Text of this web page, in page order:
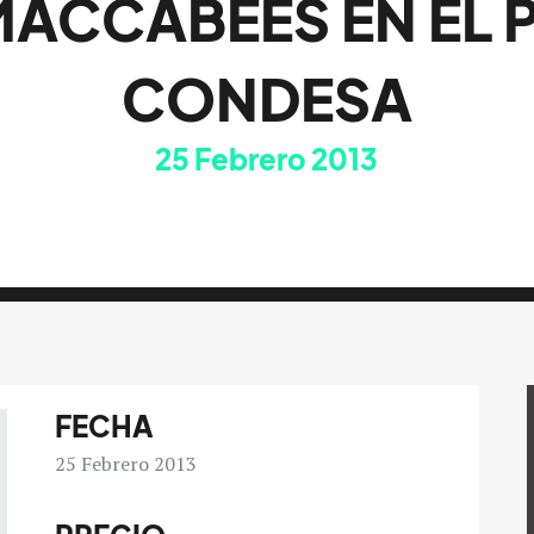
EN EL
CONDESA
25 Febrero 2013
FECHA
25 Febrero 2013